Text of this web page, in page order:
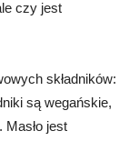
czy jest
składników:
są wegańskie,
Masło jest